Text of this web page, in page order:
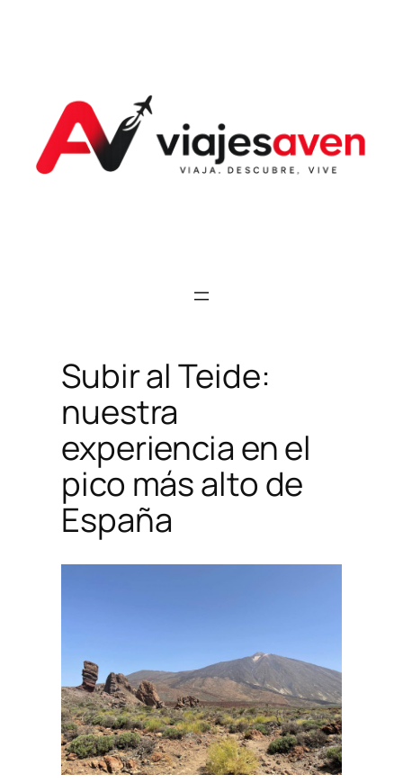
contenido
Subir al Teide:
nuestra
experiencia en el
pico más alto de
España